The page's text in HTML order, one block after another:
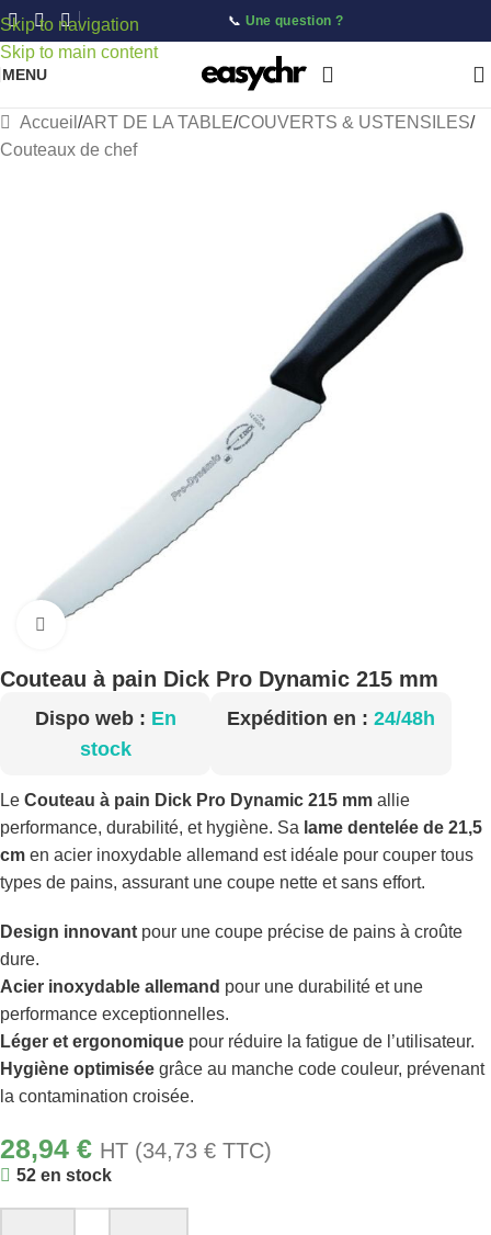
Skip to navigation
Skip to main content
📞 Une question ?
MENU
Accueil /ART DE LA TABLE/COUVERTS & USTENSILES/
Couteaux de chef
Cliquez pour agrandir
Couteau à pain Dick Pro Dynamic 215 mm
Dispo web : En
stock
Expédition en : 24/48h
Le Couteau à pain Dick Pro Dynamic 215 mm allie
performance, durabilité, et hygiène. Sa lame dentelée de 21,5
cm en acier inoxydable allemand est idéale pour couper tous
types de pains, assurant une coupe nette et sans effort.
Design innovant pour une coupe précise de pains à croûte
dure.
Acier inoxydable allemand pour une durabilité et une
performance exceptionnelles.
Léger et ergonomique pour réduire la fatigue de l’utilisateur.
Hygiène optimisée grâce au manche code couleur, prévenant
la contamination croisée.
28,94 € HT (34,73 € TTC)
52 en stock